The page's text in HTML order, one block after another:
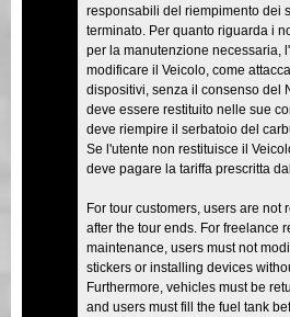
responsabili del riempimento dei
terminato. Per quanto riguarda i
per la manutenzione necessaria,
modificare il Veicolo, come
dispositivi, senza il consenso del
deve essere restituito nelle sue
deve riempire il serbatoio del
Se l'utente non restituisce il
deve pagare la tariffa prescritta
For tour customers, users are not
after the tour ends. For freelance
maintenance, users must not
stickers or installing devices
Furthermore, vehicles must be
and users must fill the fuel tank